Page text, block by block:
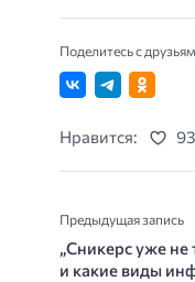
Поделитесь с
Нравится: 93
Предыдущая запись
„Сникерс уже не
и какие виды